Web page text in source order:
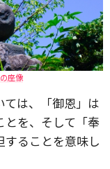
座像
は、「御恩」は
を、そして「奉
ることを意味し